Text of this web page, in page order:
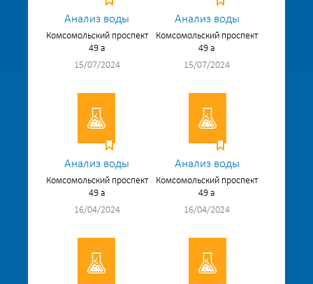
Анализ воды
Комсомольский проспект
49 а
15/07/2024
Анализ воды
Комсомольский проспект
49 а
15/07/2024
Анализ воды
Комсомольский проспект
49 а
16/04/2024
Анализ воды
Комсомольский проспект
49 а
16/04/2024